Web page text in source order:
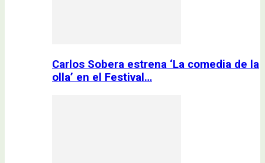
Carlos Sobera estrena ‘La comedia de la
olla’ en el Festival…